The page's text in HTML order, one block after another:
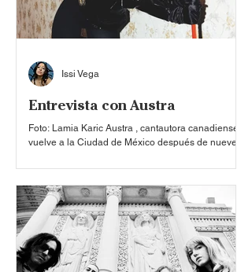
Entrevista con Austra
Foto: Lamia Karic Austra , cantautora canadiense,
vuelve a la Ciudad de México después de nueve
lírica como nunca antes. Tras el lanzamiento de su
álbum de estudio, ‘ Chin Up Buttercup ’ , la artista
deja caer las máscaras ante la honestidad de los
escenarios, brilla entre lo mínimo y el lienzo en
blanco de un futuro por escribir: un descubrimiento
propio que se expande hacia nuevos sonidos,
desde lo electrónico hasta lo espacial
Issi Vega